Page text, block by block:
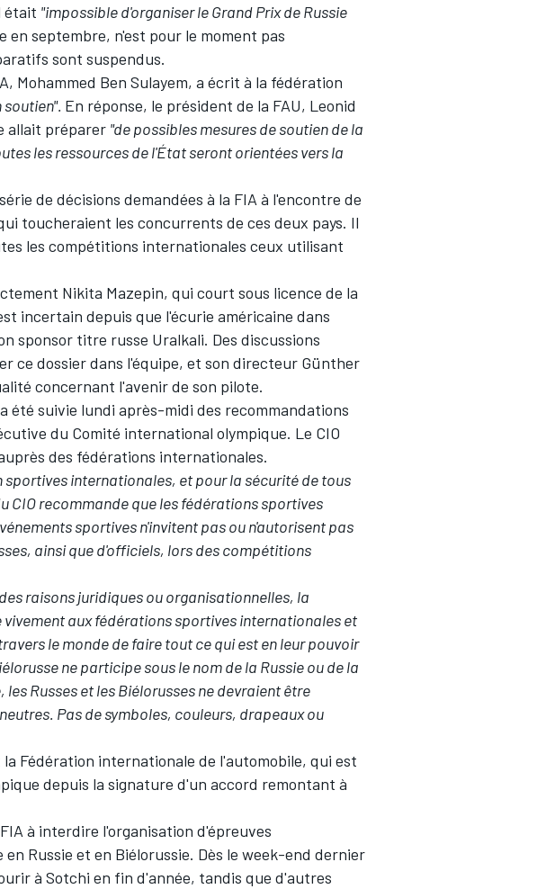
était "impossible d'organiser le Grand Prix de Russie
en septembre, n'est pour le moment pas
sont suspendus.
Mohammed Ben Sulayem, a écrit à la fédération
soutien". En réponse, le président de la FAU, Leonid
allait préparer "de possibles mesures de soutien de la
les ressources de l'État seront orientées vers la
de décisions demandées à la FIA à l'encontre de
toucheraient les concurrents de ces deux pays. Il
les compétitions internationales ceux utilisant
Nikita Mazepin, qui court sous licence de la
incertain depuis que l'écurie américaine dans
sponsor titre russe Uralkali. Des discussions
ce dossier dans l'équipe, et son directeur Günther
concernant l'avenir de son pilote.
été suivie lundi après-midi des recommandations
du Comité international olympique. Le CIO
des fédérations internationales.
internationales, et pour la sécurité de tous
CIO recommande que les fédérations sportives
sportives n'invitent pas ou n'autorisent pas
ainsi que d'officiels, lors des compétitions
raisons juridiques ou organisationnelles, la
aux fédérations sportives internationales et
le monde de faire tout ce qui est en leur pouvoir
ne participe sous le nom de la Russie ou de la
Russes et les Biélorusses ne devraient être
Pas de symboles, couleurs, drapeaux ou
Fédération internationale de l'automobile, qui est
depuis la signature d'un accord remontant à
à interdire l'organisation d'épreuves
Russie et en Biélorussie. Dès le week-end dernier
à Sotchi en fin d'année, tandis que d'autres